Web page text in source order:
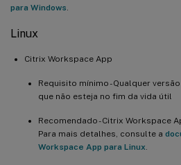
para Windows
Linux
Citrix Workspace App
Requisito mínimo - Qualquer
que não esteja no fim da vida útil
Recomendado - Citrix Workspace
Para mais detalhes, consulte a
Workspace App para Linux